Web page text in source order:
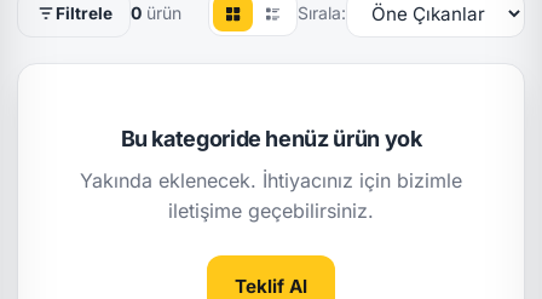
Filtrele 0 ürün Sırala:
Bu kategoride henüz ürün yok
Yakında eklenecek. İhtiyacınız için bizimle
iletişime geçebilirsiniz.
Teklif Al